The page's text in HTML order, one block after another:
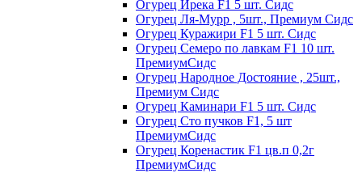
Огурец Ирека F1 5 шт. Сидс
Огурец Ля-Мурр , 5шт., Премиум Сидс
Огурец Куражири F1 5 шт. Сидс
Огурец Семеро по лавкам F1 10 шт.
ПремиумСидс
Огурец Народное Достояние , 25шт.,
Премиум Сидс
Огурец Каминари F1 5 шт. Сидс
Огурец Сто пучков F1, 5 шт
ПремиумСидс
Огурец Коренастик F1 цв.п 0,2г
ПремиумСидс